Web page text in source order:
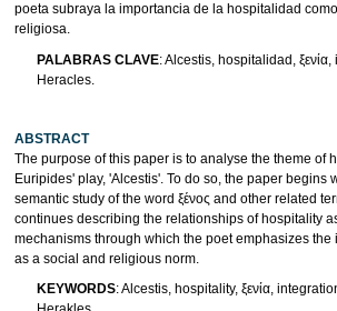
poeta subraya la importancia de la hospitalidad
religiosa.
PALABRAS CLAVE: Alcestis, hospitalidad,
Heracles.
ABSTRACT
The purpose of this paper is to analyse the theme of
Euripides' play, 'Alcestis'. To do so, the paper begins
semantic study of the word ξένος and other related
continues describing the relationships of hospitality
mechanisms through which the poet emphasizes the
as a social and religious norm.
KEYWORDS: Alcestis, hospitality, ξενία,